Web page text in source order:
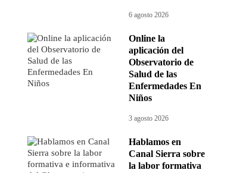
6 agosto 2026
Online la
aplicación del
Observatorio de
Salud de las
Enfermedades En
Niños
3 agosto 2026
Hablamos en
Canal Sierra sobre
la labor formativa